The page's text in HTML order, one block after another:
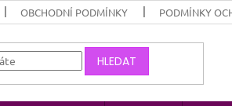
OBCHODNÍ PODMÍNKY PODMÍNKY
HLEDAT